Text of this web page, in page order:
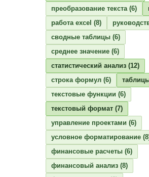
преобразование текста(6)
работа excel (8)
сводные таблицы (6)
среднее значение (6)
статистический анализ (12)
строка формул (6)
текстовые функции (6)
текстовый формат (7)
управление проектами (6)
условное форматирование
финансовые расчеты (6)
финансовый анализ (8)